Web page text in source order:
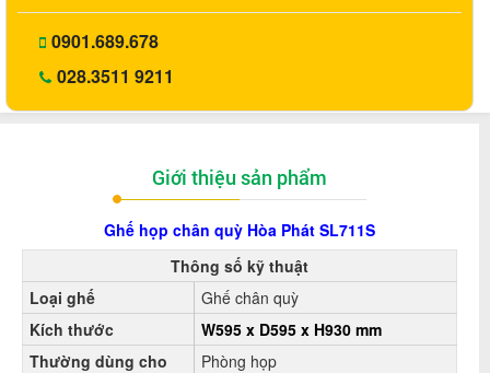
0901.689.678
028.3511 9211
Giới thiệu sản phẩm
Ghế họp chân quỳ Hòa Phát SL711S
Thông số kỹ thuật
Loại ghế
Ghế chân quỳ
Kích thước
W595 x D595 x H930 mm
Thường dùng cho
Phòng họp